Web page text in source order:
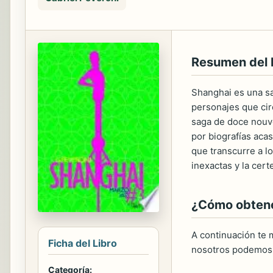
Ficha del Libro
Categoría:
Resumen del
Shanghai es una
personajes que
saga de doce
por biografías
que transcurre a
inexactas y la
¿Cómo
A continuación te
nosotros